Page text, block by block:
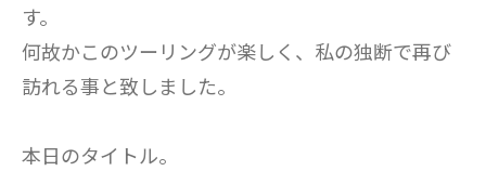
す。
何故かこのツーリングが楽しく、私の独断で再び
訪れる事と致しました。
本日のタイトル。